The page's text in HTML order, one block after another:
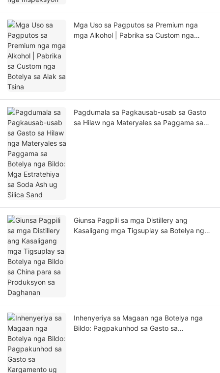
Mga Uso sa Pagputos sa Premium nga
mga Alkohol | Pabrika sa Custom nga
Pagdumala sa Pagkausab-usab sa Gasto
sa Hilaw nga Materyales sa Paggama sa
Giunsa Pagpili sa mga Distillery ang
Kasaligang mga Tigsuplay sa Botelya nga
Inhenyeriya sa Magaan nga Botelya nga
Bildo: Pagpakunhod sa Gasto sa